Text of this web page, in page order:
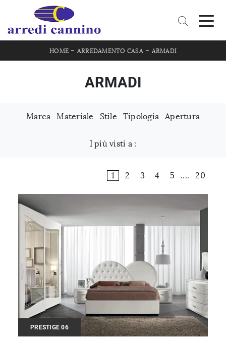
HOME - ARREDAMENTO CASA - ARMADI
ARMADI
Marca Materiale Stile Tipologia Apertura
I più visti a :
1 2 3 4 5 .... 20
PRESTIGE 06